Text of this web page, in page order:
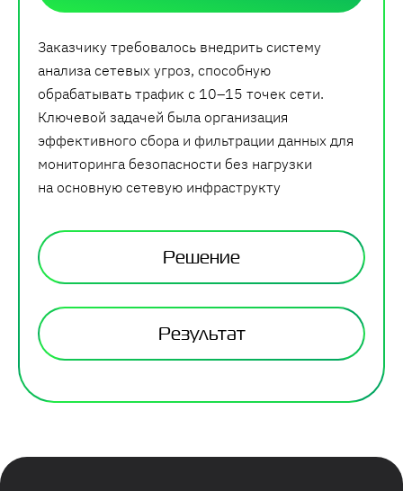
Заказчику требовалось внедрить систему
анализа сетевых угроз, способную
обрабатывать трафик с 10–15 точек сети.
Ключевой задачей была организация
эффективного сбора и фильтрации данных для
мониторинга безопасности без нагрузки
на основную сетевую инфраструкту
Решение
Результат